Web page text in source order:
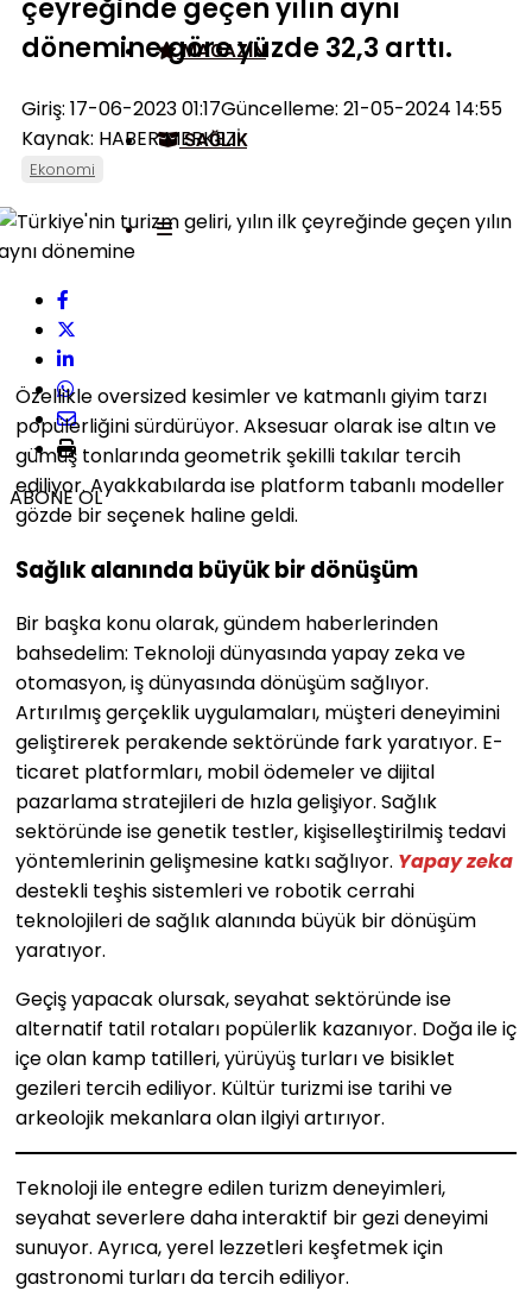
MAGAZIN
SAĞLIK
çeyreğinde geçen yılın aynı
dönemine göre yüzde 32,3 arttı.
Giriş: 17-06-2023 01:17Güncelleme: 21-05-2024 14:55
Kaynak: HABER MERKEZİ
Ekonomi
ABONE OL
Özellikle oversized kesimler ve katmanlı giyim tarzı
popülerliğini sürdürüyor. Aksesuar olarak ise altın ve
gümüş tonlarında geometrik şekilli takılar tercih
ediliyor. Ayakkabılarda ise platform tabanlı modeller
gözde bir seçenek haline geldi.
Sağlık alanında büyük bir dönüşüm
Bir başka konu olarak, gündem haberlerinden
bahsedelim: Teknoloji dünyasında yapay zeka ve
otomasyon, iş dünyasında dönüşüm sağlıyor.
Artırılmış gerçeklik uygulamaları, müşteri deneyimini
geliştirerek perakende sektöründe fark yaratıyor. E-
ticaret platformları, mobil ödemeler ve dijital
pazarlama stratejileri de hızla gelişiyor. Sağlık
sektöründe ise genetik testler, kişiselleştirilmiş tedavi
yöntemlerinin gelişmesine katkı sağlıyor. Yapay zeka
destekli teşhis sistemleri ve robotik cerrahi
teknolojileri de sağlık alanında büyük bir dönüşüm
yaratıyor.
Geçiş yapacak olursak, seyahat sektöründe ise
alternatif tatil rotaları popülerlik kazanıyor. Doğa ile iç
içe olan kamp tatilleri, yürüyüş turları ve bisiklet
gezileri tercih ediliyor. Kültür turizmi ise tarihi ve
arkeolojik mekanlara olan ilgiyi artırıyor.
Teknoloji ile entegre edilen turizm deneyimleri,
seyahat severlere daha interaktif bir gezi deneyimi
sunuyor. Ayrıca, yerel lezzetleri keşfetmek için
gastronomi turları da tercih ediliyor.